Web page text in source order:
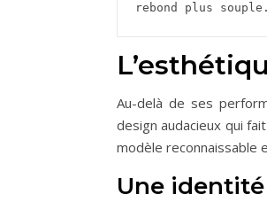
rebond plus
Au-delà de ses
design audacieux qui
modèle reconnaissable
Une